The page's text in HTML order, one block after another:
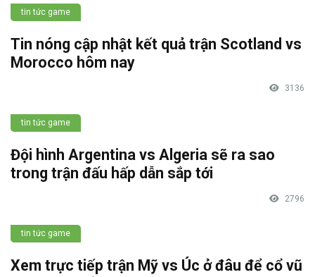
tin tức game
Tin nóng cập nhật kết quả trận Scotland vs
Morocco hôm nay
3136
tin tức game
Đội hình Argentina vs Algeria sẽ ra sao
trong trận đấu hấp dẫn sắp tới
2796
tin tức game
Xem trực tiếp trận Mỹ vs Úc ở đâu để cổ vũ